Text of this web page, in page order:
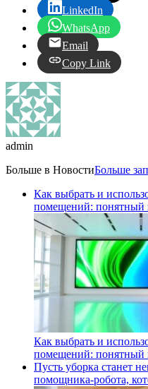
LinkedIn
WhatsApp
Email
Copy Link
admin
Больше в НовостиБольше
Как выбрать и
помещений: понятный
Как выбрать и
помещений: понятный
Пусть уборка станет
помощника‑робота,